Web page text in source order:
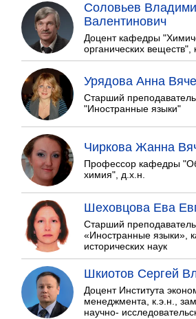
Соловьев
Валентинович
Доцент кафедры
органических веществ",
Урядова Анна
Старший
"Иностранные языки"
Чиркова Жанна
Профессор кафедры
химия", д.х.н.
Шеховцова Ева
Старший
«Иностранные языки»,
исторических наук
Шкиотов Сергей
Доцент Института
менеджмента, к.э.н.,
научно-